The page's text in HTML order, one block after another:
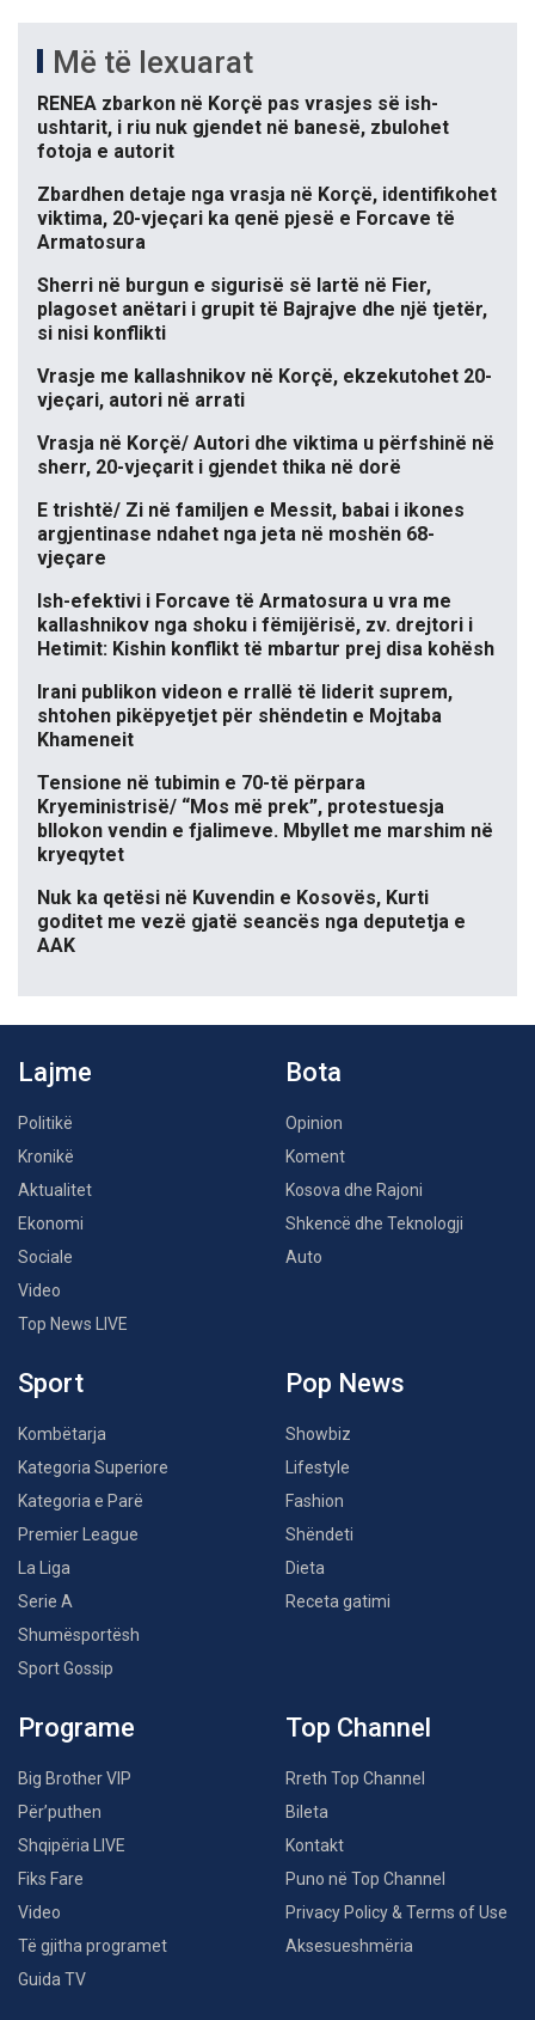
Më të lexuarat
RENEA zbarkon në Korçë pas vrasjes së ish-
ushtarit, i riu nuk gjendet në banesë, zbulohet
fotoja e autorit
Zbardhen detaje nga vrasja në Korçë, identifikohet
viktima, 20-vjeçari ka qenë pjesë e Forcave të
Armatosura
Sherri në burgun e sigurisë së lartë në Fier,
plagoset anëtari i grupit të Bajrajve dhe një tjetër,
si nisi konflikti
Vrasje me kallashnikov në Korçë, ekzekutohet 20-
vjeçari, autori në arrati
Vrasja në Korçë/ Autori dhe viktima u përfshinë në
sherr, 20-vjeçarit i gjendet thika në dorë
E trishtë/ Zi në familjen e Messit, babai i ikones
argjentinase ndahet nga jeta në moshën 68-
vjeçare
Ish-efektivi i Forcave të Armatosura u vra me
kallashnikov nga shoku i fëmijërisë, zv. drejtori i
Hetimit: Kishin konflikt të mbartur prej disa kohësh
Irani publikon videon e rrallë të liderit suprem,
shtohen pikëpyetjet për shëndetin e Mojtaba
Khameneit
Tensione në tubimin e 70-të përpara
Kryeministrisë/ “Mos më prek”, protestuesja
bllokon vendin e fjalimeve. Mbyllet me marshim në
kryeqytet
Nuk ka qetësi në Kuvendin e Kosovës, Kurti
goditet me vezë gjatë seancës nga deputetja e
AAK
Lajme
Politikë
Kronikë
Aktualitet
Ekonomi
Sociale
Video
Top News LIVE
Bota
Opinion
Koment
Kosova dhe Rajoni
Shkencë dhe Teknologji
Auto
Sport
Kombëtarja
Kategoria Superiore
Kategoria e Parë
Premier League
La Liga
Serie A
Shumësportësh
Sport Gossip
Pop News
Showbiz
Lifestyle
Fashion
Shëndeti
Dieta
Receta gatimi
Programe
Big Brother VIP
Për’puthen
Shqipëria LIVE
Fiks Fare
Video
Të gjitha programet
Guida TV
Top Channel
Rreth Top Channel
Bileta
Kontakt
Puno në Top Channel
Privacy Policy & Terms of Use
Aksesueshmëria